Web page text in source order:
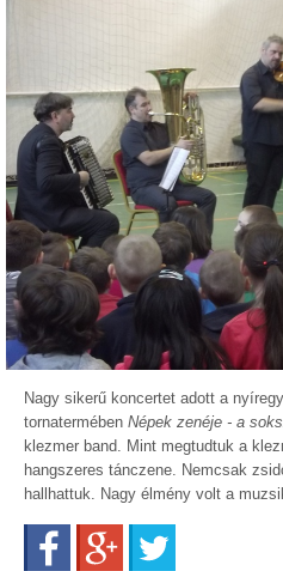
Nagy sikerű koncertet adott a
tornatermében Népek zenéje - a
klezmer band. Mint megtudtuk a
hangszeres tánczene. Nemcsak
hallhattuk. Nagy élmény volt a
FacebookGoogle+